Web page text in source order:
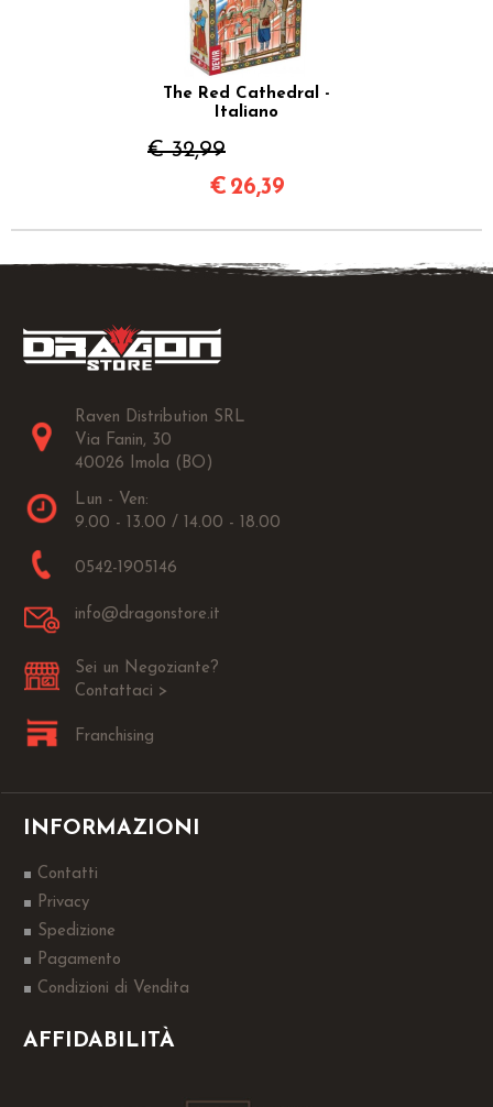
The Red Cathedral -
Italiano
€ 32,99
€ 26,39
Raven Distribution SRL
Via Fanin, 30
40026 Imola (BO)
Lun - Ven:
9.00 - 13.00 / 14.00 - 18.00
0542-1905146
info@dragonstore.it
Sei un Negoziante?
Contattaci >
Franchising
INFORMAZIONI
Contatti
Privacy
Spedizione
Pagamento
Condizioni di Vendita
AFFIDABILITÀ